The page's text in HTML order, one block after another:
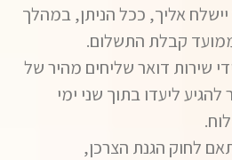
אליך, ככל הניתן, במהלך
קבלת התשלום.
שירות דואר שליחים מהיר של
ליעדו בתוך שני ימי
לחוק הגנת הצרכן,